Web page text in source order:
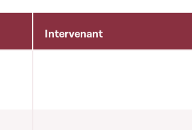
Intervenant